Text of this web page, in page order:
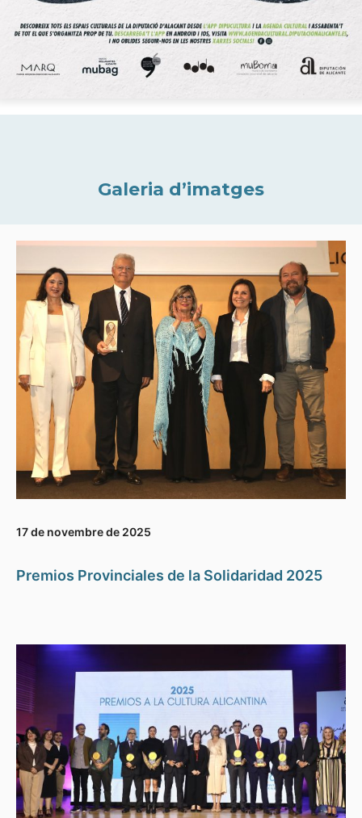
Galeria d’imatges
17 de novembre de 2025
Premios Provinciales de la Solidaridad 2025